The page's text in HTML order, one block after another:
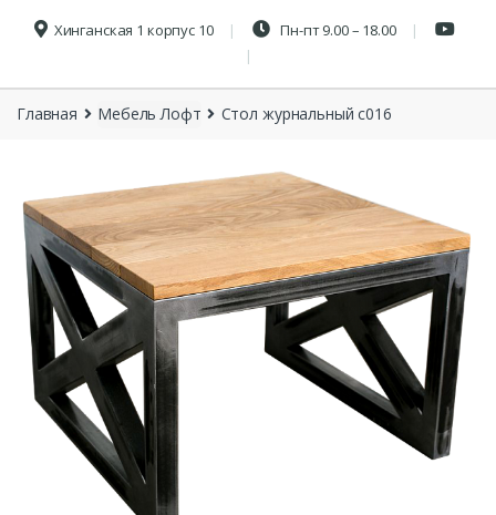
Хинганская 1 корпус 10 Пн-пт 9.00 – 18.00
Главная Мебель Лофт Стол журнальный с016